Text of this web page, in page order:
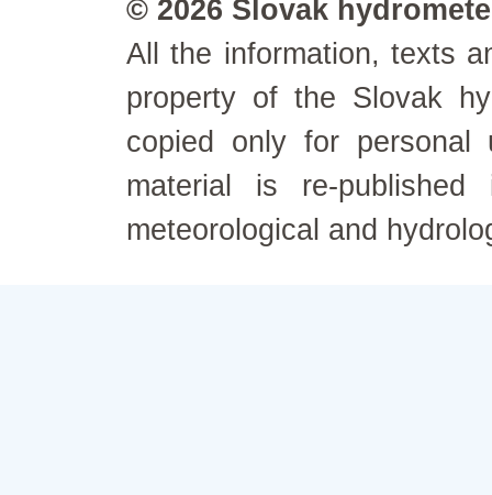
© 2026 Slovak
All the information, texts
property of the Slovak
copied only for personal
material is re-
meteorological and